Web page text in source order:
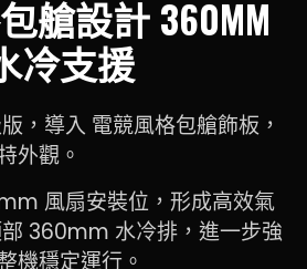
艙設計 360MM
冷支援
，導入 電競風格包艙飾板，
外觀。
風扇安裝位，形成高效氣
360mm 水冷排，進一步強
機穩定運行。